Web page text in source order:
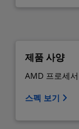
제품 사양
AMD 프로세
스펙 보기